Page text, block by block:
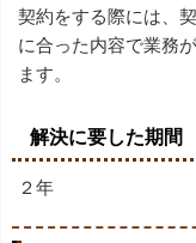
契約をする際には、
に合った内容で業務
ます。
解決に要した期間
２年